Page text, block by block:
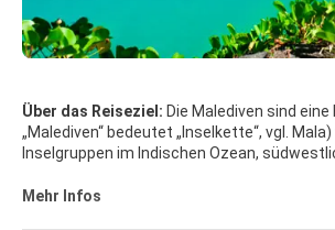
Über das Reiseziel: Die Malediven sind
„Malediven“ bedeutet „Inselkette“, vgl. Mala)
Inselgruppen im Indischen Ozean,
Richtung bis kurz südlich des Äquators. Die
Mehr Infos